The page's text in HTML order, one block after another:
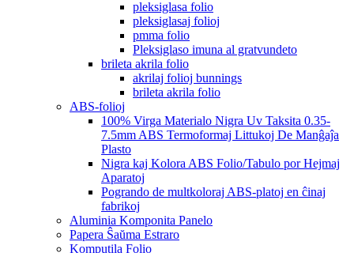
pleksiglasa folio
pleksiglasaj folioj
pmma folio
Pleksiglaso imuna al gratvundeto
brileta akrila folio
akrilaj folioj bunnings
brileta akrila folio
ABS-folioj
100% Virga Materialo Nigra Uv Taksita 0.35-
7.5mm ABS Termoformaj Littukoj De Manĝaĵa
Plasto
Nigra kaj Kolora ABS Folio/Tabulo por Hejmaj
Aparatoj
Pogrando de multkoloraj ABS-platoj en ĉinaj
fabrikoj
Aluminia Komponita Panelo
Papera Ŝaŭma Estraro
Komputila Folio